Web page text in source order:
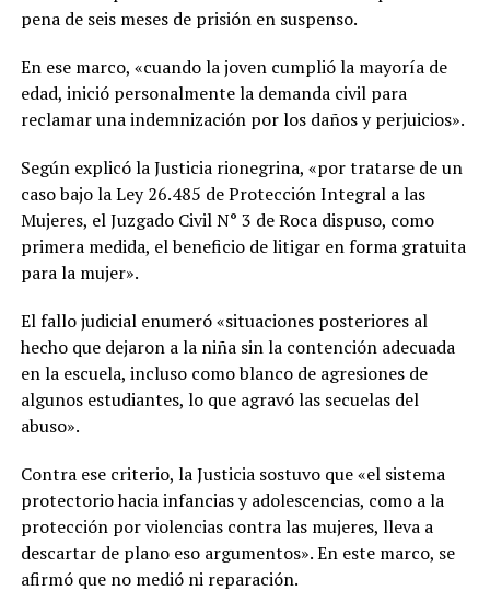
pena de seis meses de prisión en suspenso.
En ese marco, «cuando la joven cumplió la mayoría de
edad, inició personalmente la demanda civil para
reclamar una indemnización por los daños y perjuicios».
Según explicó la Justicia rionegrina, «por tratarse de un
caso bajo la Ley 26.485 de Protección Integral a las
Mujeres, el Juzgado Civil N° 3 de Roca dispuso, como
primera medida, el beneficio de litigar en forma gratuita
para la mujer».
El fallo judicial enumeró «situaciones posteriores al
hecho que dejaron a la niña sin la contención adecuada
en la escuela, incluso como blanco de agresiones de
algunos estudiantes, lo que agravó las secuelas del
abuso».
Contra ese criterio, la Justicia sostuvo que «el sistema
protectorio hacia infancias y adolescencias, como a la
protección por violencias contra las mujeres, lleva a
descartar de plano eso argumentos». En este marco, se
afirmó que no medió ni reparación.